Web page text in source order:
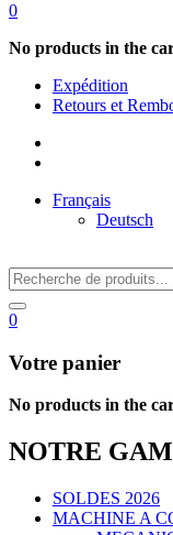
0
No products in the
Expédition
Retours et
Français
Deutsch
0
Votre panier
No products in the
NOTRE
SOLDES 2026
MACHINE A